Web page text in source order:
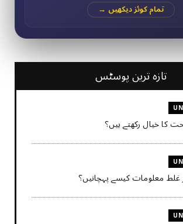
تمام کوئز دیکھیں →
تازہ ترین پوسٹس
کا خیال رکھتے ہیں؟
معلومات کیسے پہچانیں؟